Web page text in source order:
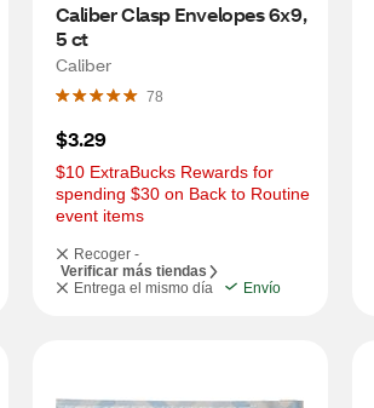
Caliber Clasp Envelopes 6x9,
5 ct
Caliber
78
$3.29
$10 ExtraBucks Rewards for
spending $30 on Back to Routine
event items
Recoger -
Verificar más tiendas
Entrega el mismo día
Envío